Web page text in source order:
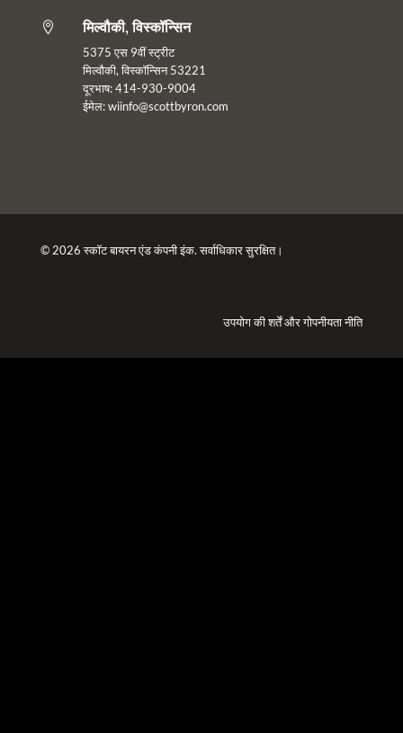
 मिल्वौकी, विस्कॉन्सिन
5375 एस 9वीं स्ट्रीट
मिल्वौकी, विस्कॉन्सिन 53221
दूरभाष: 414-930-9004
ईमेल:wiinfo@scottbyron.com
© 2026 स्कॉट बायरन एंड कंपनी इंक. सर्वाधिकार सुरक्षित।
उपयोग की शर्तेंऔरगोपनीयता नीति